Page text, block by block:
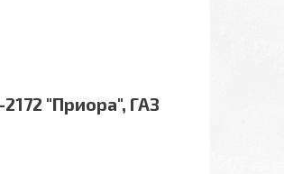
2172 "Приора", ГАЗ